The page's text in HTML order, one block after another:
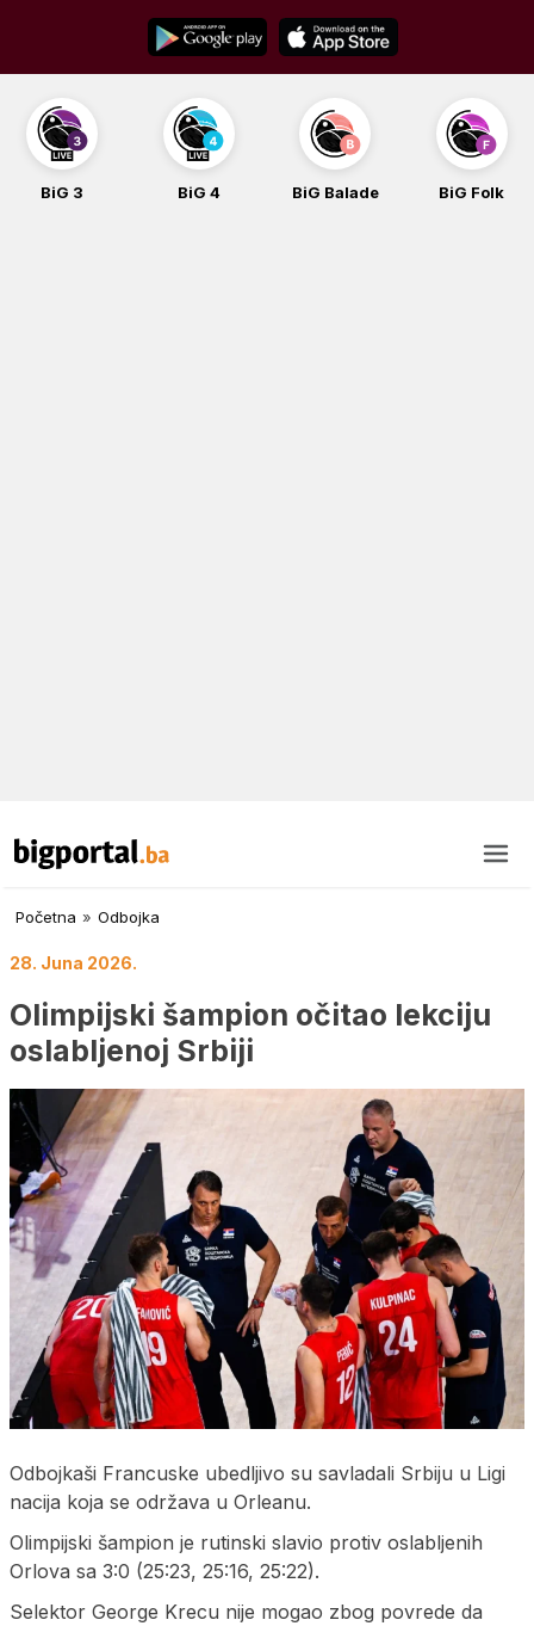
content
BiG 3 BiG 4 BiG Balade BiG Folk
Početna » Odbojka
28. Juna 2026.
Olimpijski šampion očitao lekciju
oslabljenoj Srbiji
Odbojkaši Francuske ubedljivo su savladali Srbiju u Ligi
nacija koja se održava u Orleanu.
Olimpijski šampion je rutinski slavio protiv oslabljenih
Orlova sa 3:0 (25:23, 25:16, 25:22).
Selektor George Krecu nije mogao zbog povrede da